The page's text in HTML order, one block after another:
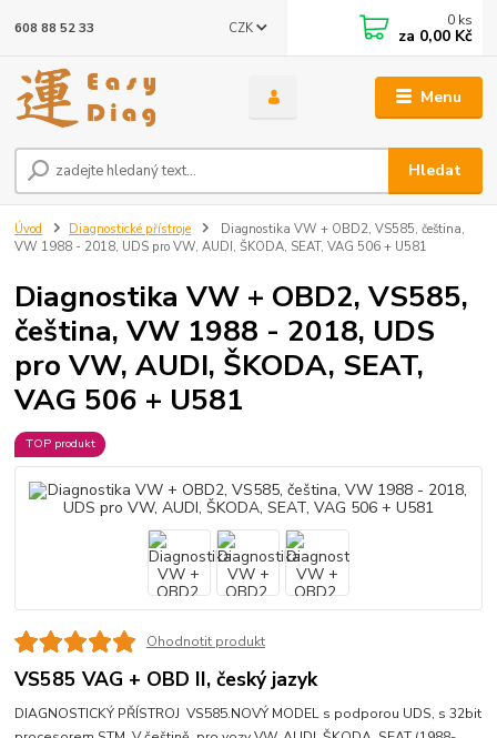
Menu
CZK
Hledat
608 88 52 33 0 ks
za 0,00 Kč
Úvod Diagnostické přístroje
Diagnostika VW + OBD2, VS585, čeština,
VW 1988 - 2018, UDS pro VW, AUDI, ŠKODA, SEAT, VAG 506 + U581
Diagnostika VW + OBD2, VS585,
čeština, VW 1988 - 2018, UDS
pro VW, AUDI, ŠKODA, SEAT,
VAG 506 + U581
TOP produkt
Ohodnotit produkt
VS585 VAG + OBD II, český jazyk
DIAGNOSTICKÝ PŘÍSTROJ VS585.NOVÝ MODEL s podporou UDS, s 32bit